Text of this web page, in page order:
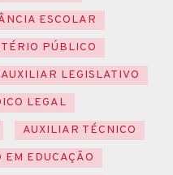
ESCOLAR
PÚBLICO
AUXILIAR LEGISLATIVO
LEGAL
AUXILIAR TÉCNICO
EDUCAÇÃO